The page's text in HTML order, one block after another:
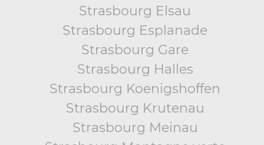
Strasbourg Elsau
Strasbourg Esplanade
Strasbourg Gare
Strasbourg Halles
Strasbourg Koenigshoffen
Strasbourg Krutenau
Strasbourg Meinau